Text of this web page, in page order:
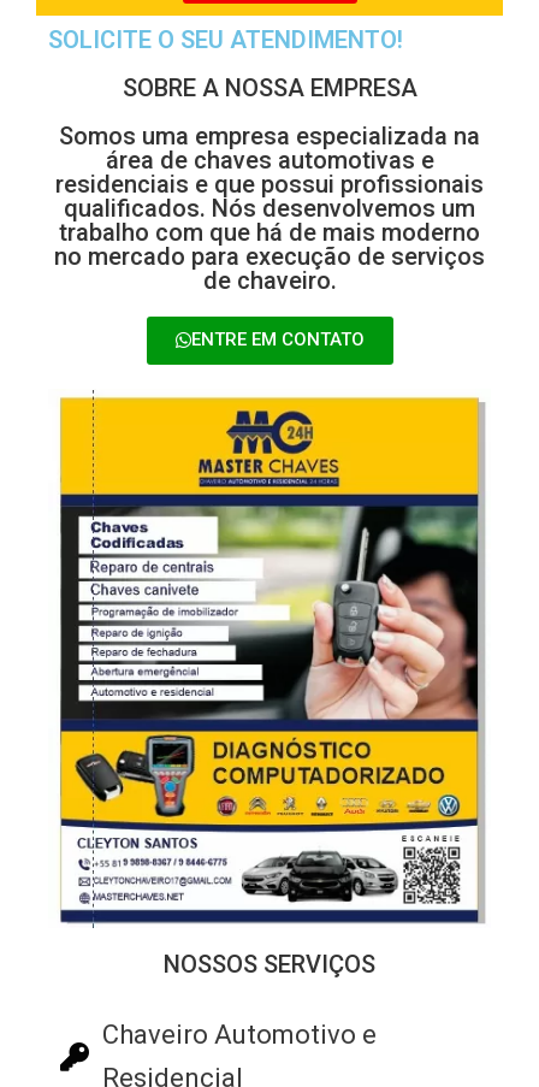
SOLICITE O SEU ATENDIMENTO!
SOBRE A NOSSA EMPRESA
Somos uma empresa especializada na
área de chaves automotivas e
residenciais e que possui profissionais
qualificados. Nós desenvolvemos um
trabalho com que há de mais moderno
no mercado para execução de serviços
de chaveiro.
ENTRE EM CONTATO
NOSSOS SERVIÇOS
Chaveiro Automotivo e
Residencial